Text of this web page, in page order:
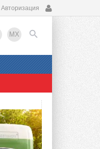
Авторизация
MX
EN